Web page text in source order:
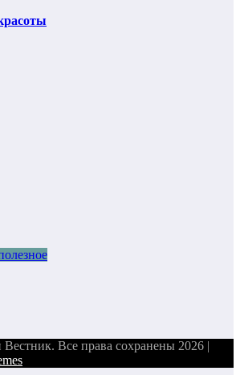
Все права сохранены 2026 |